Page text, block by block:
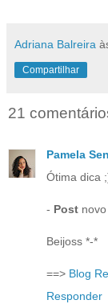
Adriana Balreira
Compartilhar
21
Pamela
Ótima dica
- Post
Beijoss *-*
==> Blog
Responder